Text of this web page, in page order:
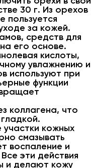
30 г. Из орехов
пользуется
за кожей.
средств для
его основе.
кислоты,
увлажнению и
используют при
функции
коллагена, что
кожных
смазывать
воспаление и
эти действия
и делают кожу